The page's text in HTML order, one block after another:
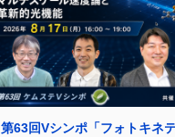
第63回Vシンポ「フォトキネ